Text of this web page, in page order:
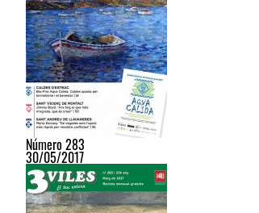
Número 283
30/05/2017